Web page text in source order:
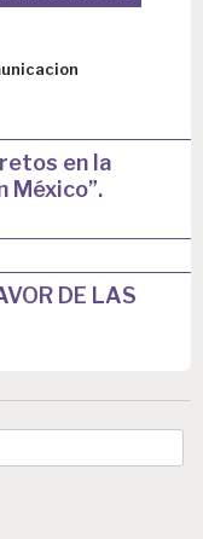
en la
México”.
DE LAS